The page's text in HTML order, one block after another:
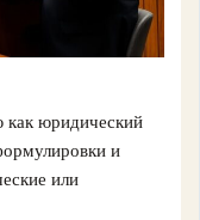
как юридический
и
или